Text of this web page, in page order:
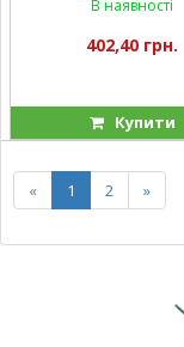
В наявності
402,40 грн.
Купити
« 1 2 »